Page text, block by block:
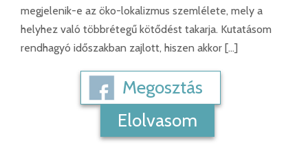
megjelenik-e az öko-lokalizmus szemlélete, mely a
helyhez való többrétegű kötődést takarja. Kutatásom
rendhagyó időszakban zajlott, hiszen akkor […]
Megosztás
Elolvasom